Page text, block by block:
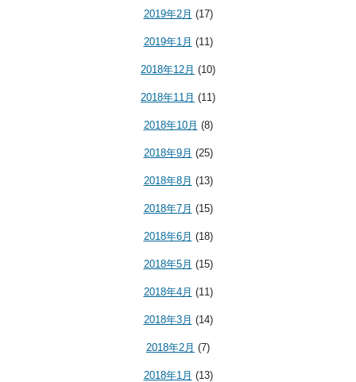
2019年2月 (17)
2019年1月 (11)
2018年12月 (10)
2018年11月 (11)
2018年10月 (8)
2018年9月 (25)
2018年8月 (13)
2018年7月 (15)
2018年6月 (18)
2018年5月 (15)
2018年4月 (11)
2018年3月 (14)
2018年2月 (7)
2018年1月 (13)